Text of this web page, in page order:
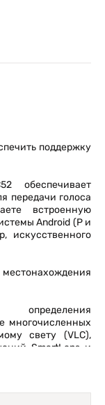
поддержку
обеспечивает
передачи голоса
встроенную
Android (P и
искусственного
многочисленных
свету (VLC),
SmartLens и